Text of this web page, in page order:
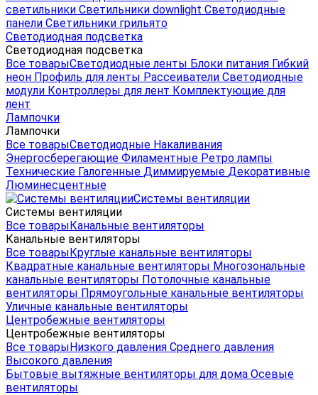
светильники Светильники downlight Светодиодные
панели Светильники грильято
Светодиодная подсветка
Светодиодная подсветка
Все товарыСветодиодные ленты Блоки питания Гибкий
неон Профиль для ленты Рассеиватели Светодиодные
модули Контроллеры для лент Комплектующие для
лент
Лампочки
Лампочки
Все товарыСветодиодные Накаливания
Энергосберегающие Филаментные Ретро лампы
Технические Галогенные Диммируемые Декоративные
Люминесцентные
Системы вентиляции
Системы вентиляции
Все товарыКанальные вентиляторы
Канальные вентиляторы
Все товарыКруглые канальные вентиляторы
Квадратные канальные вентиляторы Многозональные
канальные вентиляторы Потолочные канальные
вентиляторы Прямоугольные канальные вентиляторы
Уличные канальные вентиляторы
Центробежные вентиляторы
Центробежные вентиляторы
Все товарыНизкого давления Среднего давления
Высокого давления
Бытовые вытяжные вентиляторы для дома Осевые
вентиляторы